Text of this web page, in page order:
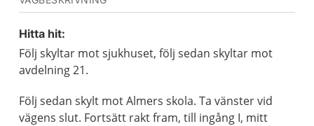
Hitta hit:
Följ skyltar mot sjukhuset, följ sedan skyltar mot
avdelning 21.
Följ sedan skylt mot Almers skola. Ta vänster vid
vägens slut. Fortsätt rakt fram, till ingång I, mitt